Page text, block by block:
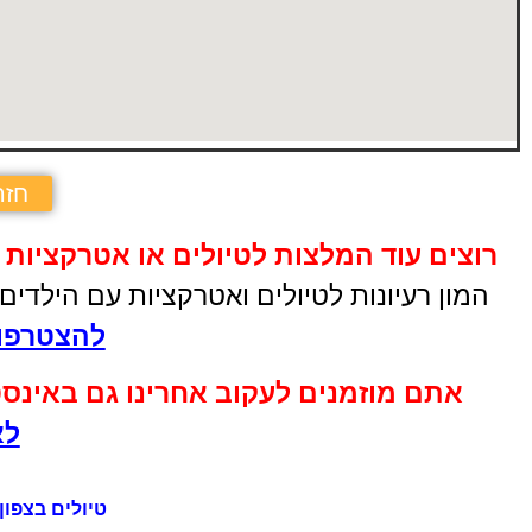
רוצים עוד המלצות לטיולים או
המון רעיונות לטיולים ואטרקציות עם
אתם מוזמנים לעקוב אחרינו גם
טיולים בצפון